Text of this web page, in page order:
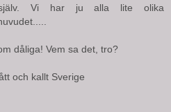
Vi har ju alla lite olika
dåliga! Vem sa det, tro?
och kallt Sverige